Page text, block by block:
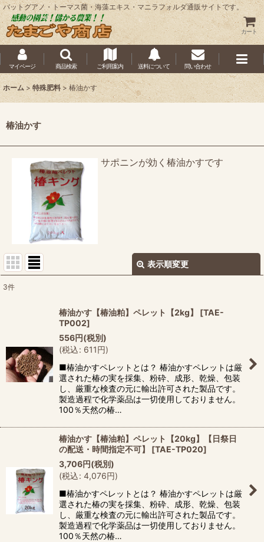
バットグアノ・トーマス菌・海藻エキス・マニラフォルダ通販サイトです。
カート
マイページ 商品検索 ご利用案内 送料について 問い合わせ
ホーム > 特殊肥料 > 椿油かす
椿油かす
サポニンが効く椿油かすです
表示順変更
3件
椿油かす【椿油粕】ペレット【2kg】 [TAE-
TP002]
556円(税別)
(税込: 611円)
■椿油かすペレットとは？ 椿油かすペレットは厳
選された椿の実を採集、粉砕、成形、乾燥、包装
し、厳重な検査の元に輸出許可された製品です。
製造過程で化学薬品は一切使用しておりません。
100％天然の椿…
椿油かす【椿油粕】ペレット【20kg】【日祭日
の配送・時間指定不可】
[TAE-TP020]
3,706円(税別)
(税込: 4,076円)
■椿油かすペレットとは？ 椿油かすペレットは厳
選された椿の実を採集、粉砕、成形、乾燥、包装
し、厳重な検査の元に輸出許可された製品です。
製造過程で化学薬品は一切使用しておりません。
100％天然の椿…